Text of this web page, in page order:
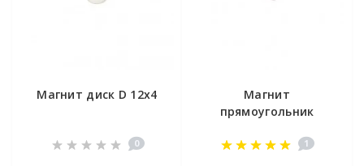
Магнит диск D 12x4
0
Магнит
прямоугольник
1